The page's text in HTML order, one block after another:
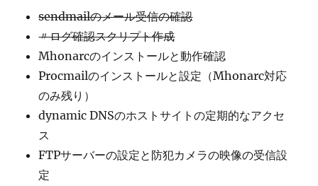
sendmailのメール受信の確認
〃ログ確認スクリプト作成
Mhonarcのインストールと動作確認
Procmailのインストールと設定（Mhonarc対応
のみ残り）
dynamic DNSのホストサイトの定期的なアクセ
ス
FTPサーバーの設定と防犯カメラの映像の受信設
定